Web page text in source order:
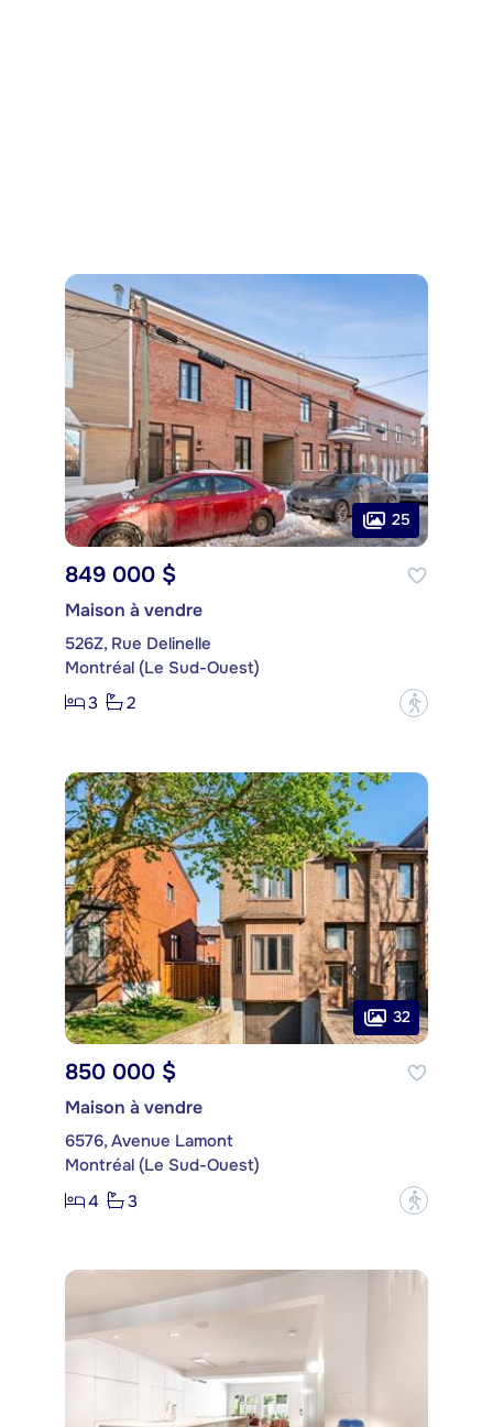
25
849 000 $
Maison à vendre
526Z, Rue Delinelle
Montréal (Le Sud-Ouest)
3
2 ?
32
850 000 $
Maison à vendre
6576, Avenue Lamont
Montréal (Le Sud-Ouest)
4
3 ?